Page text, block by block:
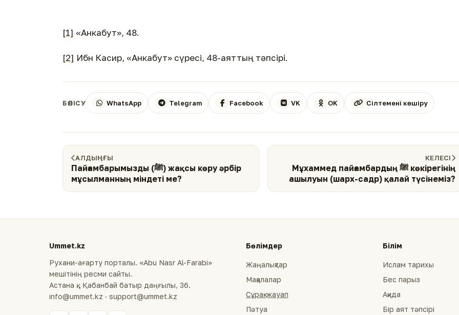
[1] «Анкабут», 48.
[2] Ибн Касир, «Анкабут» сүресі, 48-аяттың тәпсірі.
БӨЛІСУ WhatsApp Telegram Facebook VK OK Сілтемені көшіру
АЛДЫҢҒЫ
Пайғамбарымызды (ﷺ) жақсы көру әрбір
мұсылманның міндеті ме?
КЕЛЕСІ
Мұхаммед пайғамбардың ﷺ көкірегінің
ашылуын (шарх-садр) қалай түсінеміз?
Ummet.kz
Рухани-ағарту порталы. «Abu Nasr Al-Farabi»
мешітінің ресми сайты.
Астана қ., Қабанбай батыр даңғылы, 36.
info@ummet.kz · support@ummet.kz
Бөлімдер
Жаңалықтар
Мақалалар
Сұрақ-жауап
Пәтуа
Білім
Ислам тарихы
Бес парыз
Ақида
Бір аят тәпсірі